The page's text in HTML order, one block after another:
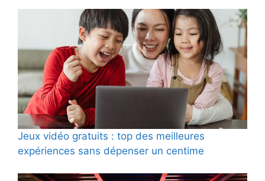
Jeux vidéo gratuits : top des meilleures
expériences sans dépenser un centime